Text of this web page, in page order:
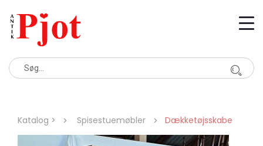
Katalog > Spisestuemøbler Dækketøjsskabe